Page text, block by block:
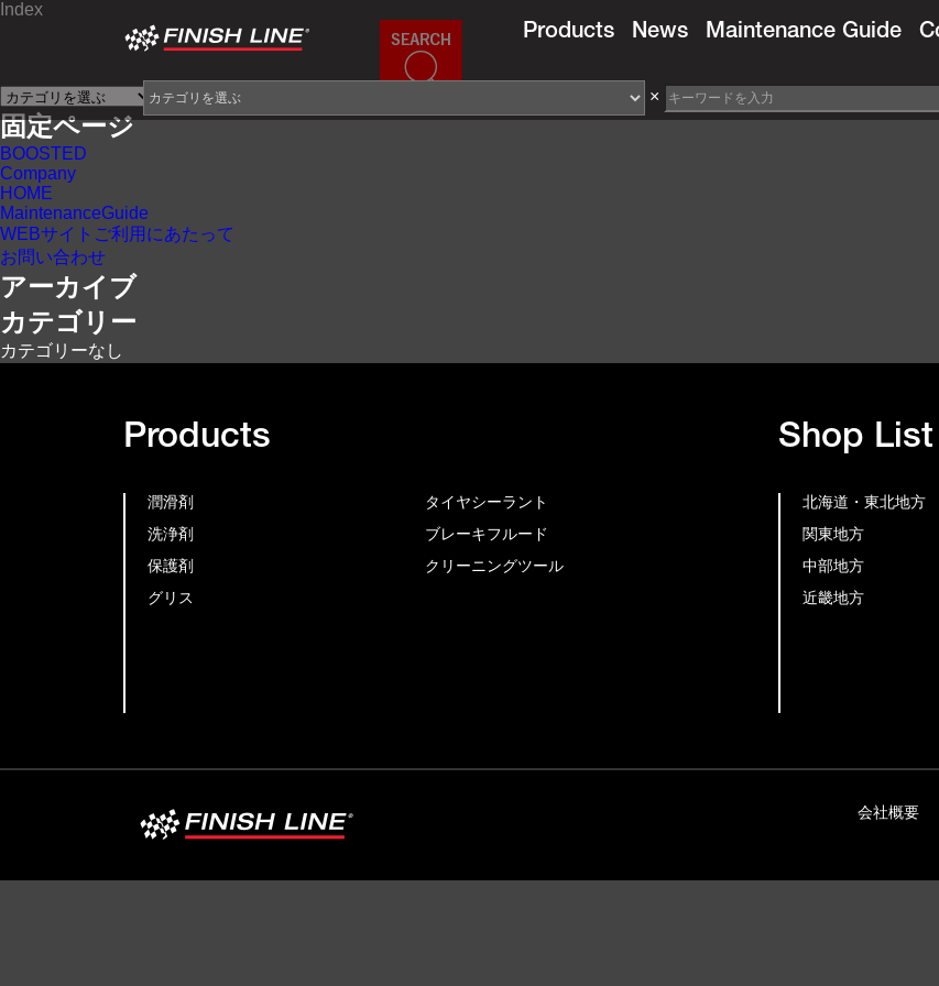
Maintenance Guide
News
Products
×
Index
×
固定ページ
BOOSTED
Company
HOME
MaintenanceGuide
WEBサイトご利用にあたって
お問い合わせ
アーカイブ
カテゴリー
カテゴリーなし
Products
潤滑剤
洗浄剤
保護剤
グリス
タイヤシーラント
ブレーキフルード
クリーニングツール
Shop List
北海道・東北地方
関東地方
中部地方
近畿地方
会社概要